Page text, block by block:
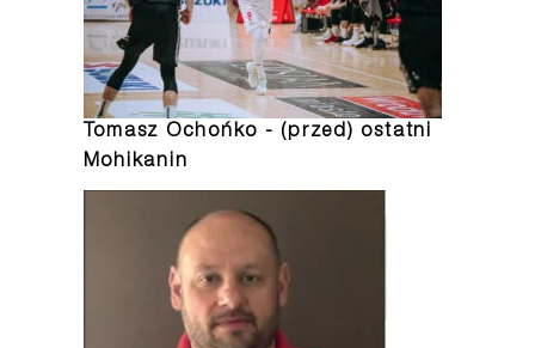
Tomasz Ochońko - (przed) ostatni
Mohikanin